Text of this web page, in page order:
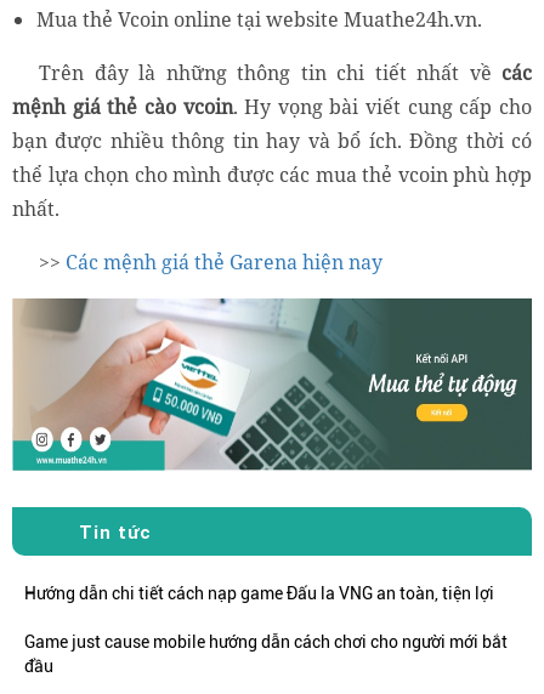
Mua thẻ Vcoin online tại website Muathe24h.vn.
Trên đây là những thông tin chi tiết nhất về các
mệnh giá thẻ cào vcoin. Hy vọng bài viết cung cấp cho
bạn được nhiều thông tin hay và bổ ích. Đồng thời có
thể lựa chọn cho mình được các mua thẻ vcoin phù hợp
nhất.
>> Các mệnh giá thẻ Garena hiện nay
Tin tức
Hướng dẫn chi tiết cách nạp game Đấu la VNG an toàn, tiện lợi
Game just cause mobile hướng dẫn cách chơi cho người mới bắt
đầu